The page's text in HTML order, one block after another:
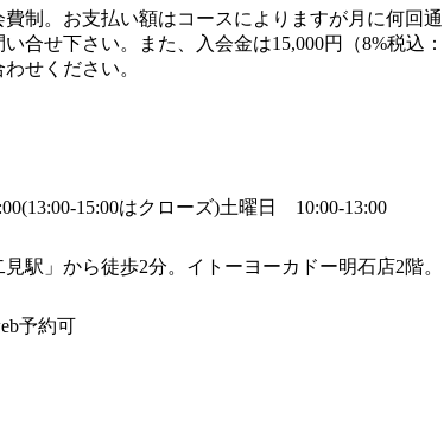
制。お支払い額はコースによりますが月に何回
合せ下さい。また、入会金は15,000円（8%税
せください。
15:00はクローズ)土曜日 10:00-13:00
駅」から徒歩2分。イトーヨーカドー明石店2階。
予約可